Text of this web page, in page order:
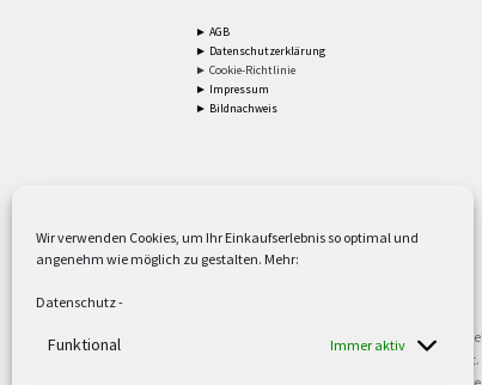
Wir verwenden Cookies, um Ihr Einkaufserlebnis so optimal und
angenehm wie möglich zu gestalten. Mehr:
Datenschutz-
Funktional Immer aktiv
► AGB
► Datenschutzerklärung
► Cookie-Richtlinie
► Impressum
► Bildnachweis
Versandkostenfrei ab 59,90 € Nettowarenwert.
oder gewerblichen Tätigkeit. Kein Verkauf an